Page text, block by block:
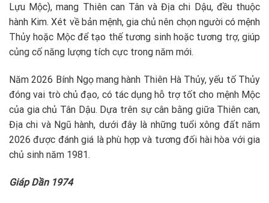
Lựu Mộc), mang Thiên can Tân và Địa chi Dậu, đều thuộc
hành Kim. Xét về bản mệnh, gia chủ nên chọn người có mệnh
Thủy hoặc Mộc để tạo thế tương sinh hoặc tương trợ, giúp
củng cố năng lượng tích cực trong năm mới.
Năm 2026 Bính Ngọ mang hành Thiên Hà Thủy, yếu tố Thủy
đóng vai trò chủ đạo, có tác dụng hỗ trợ tốt cho mệnh Mộc
của gia chủ Tân Dậu. Dựa trên sự cân bằng giữa Thiên can,
Địa chi và Ngũ hành, dưới đây là những tuổi xông đất năm
2026 được đánh giá là phù hợp và tương đối hài hòa với gia
chủ sinh năm 1981.
Giáp Dần 1974